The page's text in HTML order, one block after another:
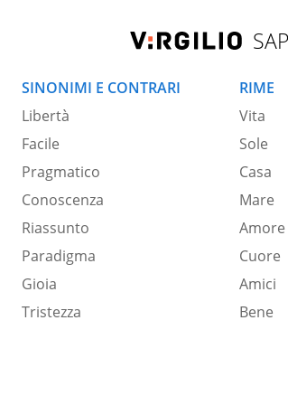
SINONIMI E CONTRARI
Libertà
Facile
Pragmatico
Conoscenza
Riassunto
Paradigma
Gioia
Tristezza
RIME
Vita
Sole
Casa
Mare
Amore
Cuore
Amici
Bene